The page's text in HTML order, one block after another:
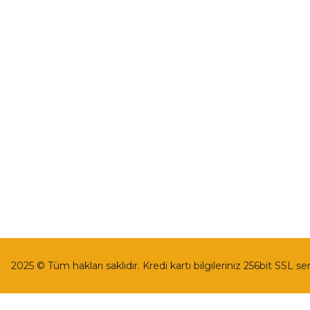
2025 © Tüm hakları saklıdır. Kredi kartı bilgileriniz 256bit SSL